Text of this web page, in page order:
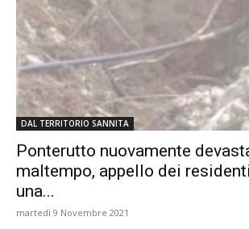
DAL TERRITORIO SANNITA
Ponterutto nuovamente
maltempo, appello dei
una...
martedì 9 Novembre 2021